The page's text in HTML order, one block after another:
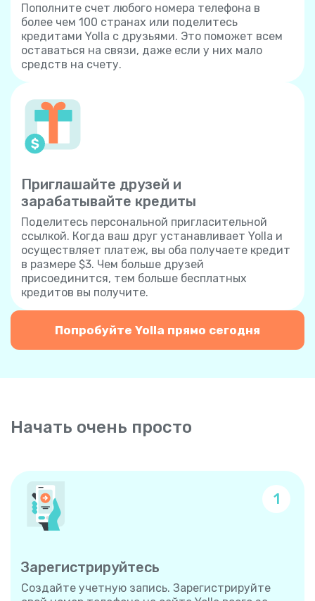
Пополните счет любого номера телефона в
более чем 100 странах или поделитесь
кредитами Yolla с друзьями. Это поможет всем
оставаться на связи, даже если у них мало
средств на счету.
Приглашайте друзей и
зарабатывайте кредиты
Поделитесь персональной пригласительной
ссылкой. Когда ваш друг устанавливает Yolla и
осуществляет платеж, вы оба получаете кредит
в размере $3. Чем больше друзей
присоединится, тем больше бесплатных
кредитов вы получите.
Попробуйте Yolla прямо сегодня
Начать очень просто
1
Зарегистрируйтесь
Создайте учетную запись. Зарегистрируйте